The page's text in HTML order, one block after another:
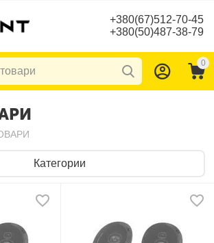
+380(67)512-70-45
+380(50)487-38-79
0
Категории